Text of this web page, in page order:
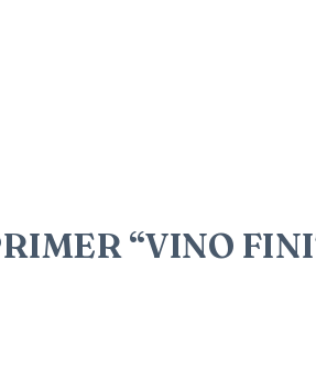
“VINO